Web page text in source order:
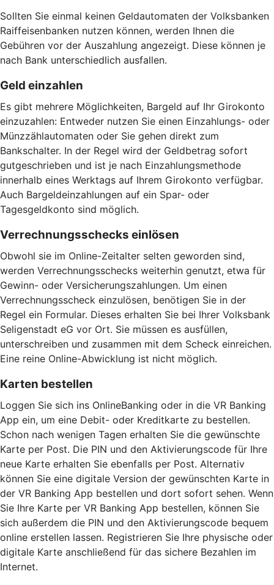
Sollten Sie einmal keinen Geldautomaten der Volksbanken
Raiffeisenbanken nutzen können, werden Ihnen die
Gebühren vor der Auszahlung angezeigt. Diese können je
nach Bank unterschiedlich ausfallen.
Geld einzahlen
Es gibt mehrere Möglichkeiten, Bargeld auf Ihr Girokonto
einzuzahlen: Entweder nutzen Sie einen Einzahlungs- oder
Münzzählautomaten oder Sie gehen direkt zum
Bankschalter. In der Regel wird der Geldbetrag sofort
gutgeschrieben und ist je nach Einzahlungsmethode
innerhalb eines Werktags auf Ihrem Girokonto verfügbar.
Auch Bargeldeinzahlungen auf ein Spar- oder
Tagesgeldkonto sind möglich.
Verrechnungsschecks einlösen
Obwohl sie im Online-Zeitalter selten geworden sind,
werden Verrechnungsschecks weiterhin genutzt, etwa für
Gewinn- oder Versicherungszahlungen. Um einen
Verrechnungsscheck einzulösen, benötigen Sie in der
Regel ein Formular. Dieses erhalten Sie bei Ihrer Volksbank
Seligenstadt eG vor Ort. Sie müssen es ausfüllen,
unterschreiben und zusammen mit dem Scheck einreichen.
Eine reine Online-Abwicklung ist nicht möglich.
Karten bestellen
Loggen Sie sich ins OnlineBanking oder in die VR Banking
App ein, um eine Debit- oder Kreditkarte zu bestellen.
Schon nach wenigen Tagen erhalten Sie die gewünschte
Karte per Post. Die PIN und den Aktivierungscode für Ihre
neue Karte erhalten Sie ebenfalls per Post. Alternativ
können Sie eine digitale Version der gewünschten Karte in
der VR Banking App bestellen und dort sofort sehen. Wenn
Sie Ihre Karte per VR Banking App bestellen, können Sie
sich außerdem die PIN und den Aktivierungscode bequem
online erstellen lassen. Registrieren Sie Ihre physische oder
digitale Karte anschließend für das sichere Bezahlen im
Internet.